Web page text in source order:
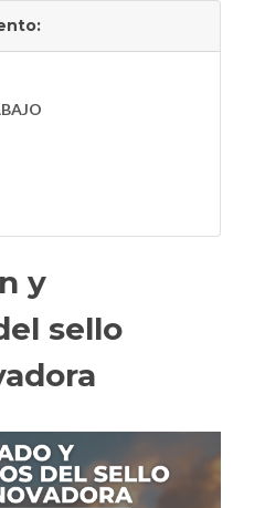
y
sello